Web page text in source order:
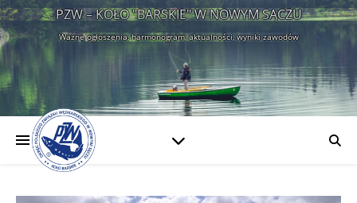
PZW – KOŁO "BARSKIE" W NOWYM SĄCZU
Ważne ogłoszenia, harmonogram, aktualności, wyniki zawodów